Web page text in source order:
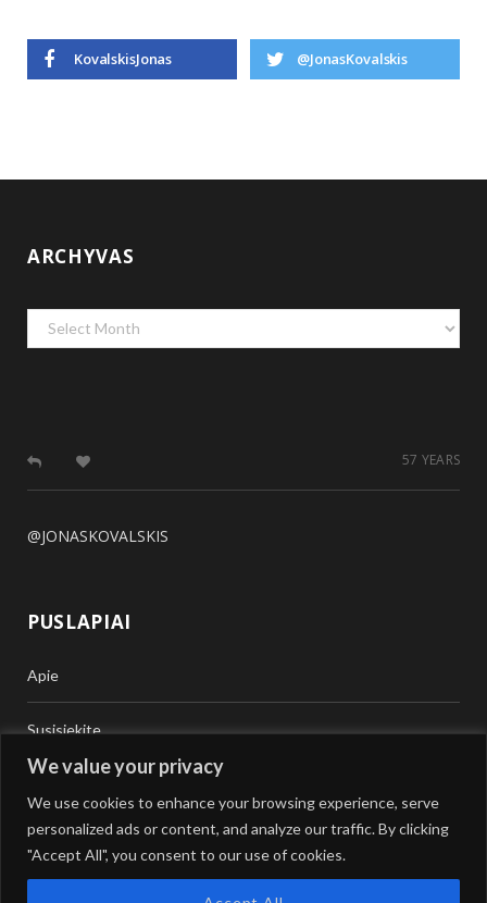
We value your privacy
We use cookies to enhance your browsing experience, serve
personalized ads or content, and analyze our traffic. By clicking
"Accept All", you consent to our use of cookies.
KovalskisJonas @JonasKovalskis
ARCHYVAS
Archyvas
57 YEARS
@JONASKOVALSKIS
PUSLAPIAI
Apie
Susisiekite
Vertimai